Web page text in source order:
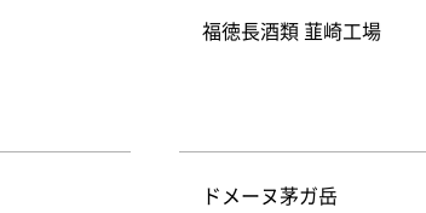
福徳長酒類 韮崎工場
ドメーヌ茅ガ岳